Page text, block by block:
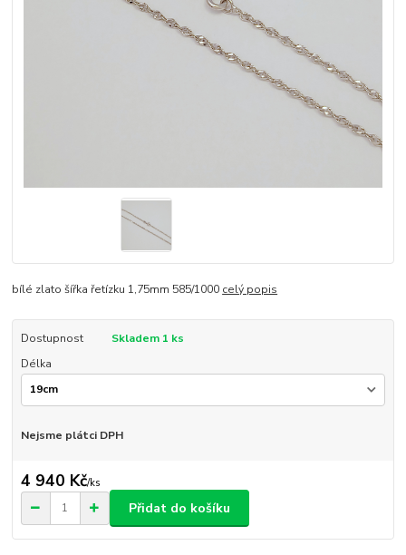
bílé zlato šířka řetízku 1,75mm 585/1000 celý popis
Dostupnost
Skladem 1 ks
Délka
Nejsme plátci DPH
4 940 Kč/ks
Přidat do košíku